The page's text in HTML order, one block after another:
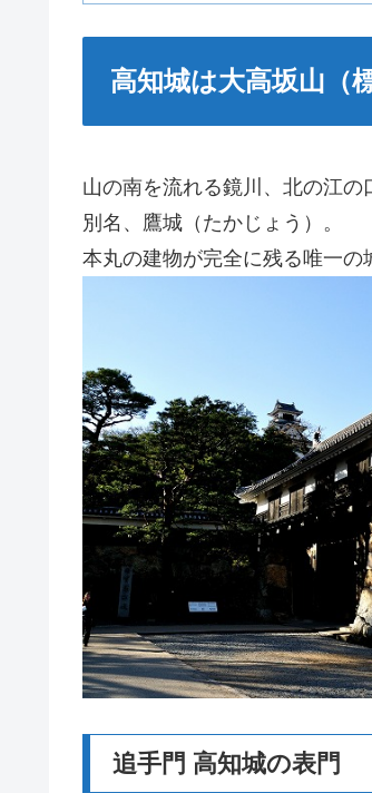
高知城は大高坂山（
山の南を流れる鏡川、北の江の
別名、鷹城（たかじょう）。
本丸の建物が完全に残る唯一の
追手門 高知城の表門